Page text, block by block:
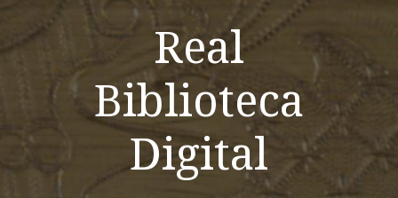
Real
Biblioteca
Digital